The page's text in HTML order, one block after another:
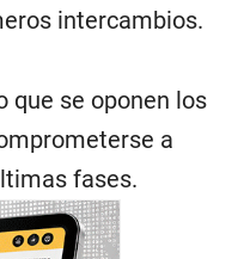
intercambios.
que se oponen los
a
fases.